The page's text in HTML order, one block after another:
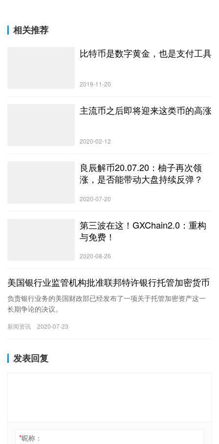
相关推荐
比特币是数字黄金，也是支付工具
2019-11-20
主流币之后即将迎来这类币的高涨
2020-02-12
良辰解币20.07.20：柚子再次领
涨，是否能带动大盘持续反弹？
2020-07-20
第三波在这！GXChain2.0：重构
与免费！
2020-08-26
美国银行业监管机构批准联邦特许银行托管加密货币
负责银行业务的美国财政部已经发布了一项关于托管加密资产这一
长期争论的决议。
新闻资讯 2020-07-23
发表回复
*昵称：